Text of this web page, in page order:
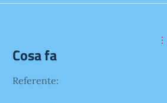
Cosa fa
Referente: